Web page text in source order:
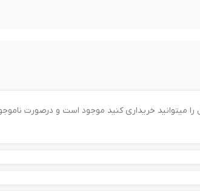
میتوانید خریداری کنید موجود است و درصورت